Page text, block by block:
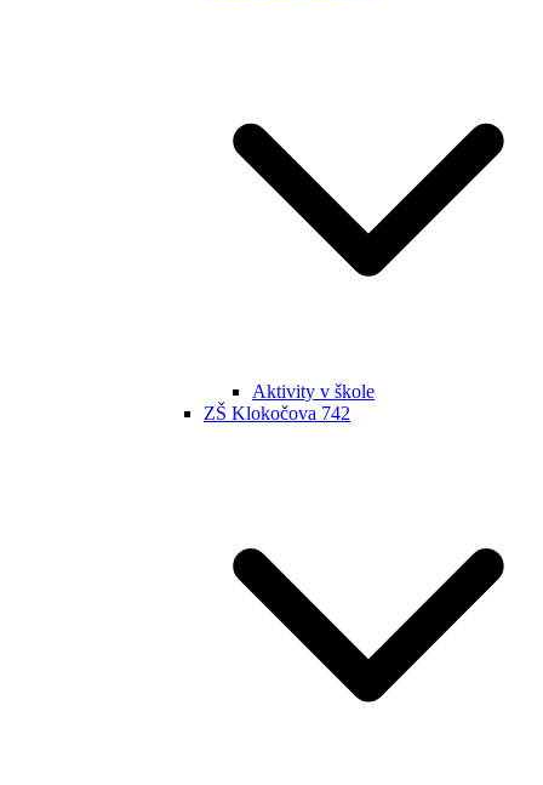
Aktivity v škole
ZŠ Klokočova 742